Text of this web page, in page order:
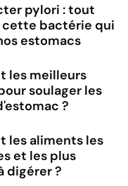
pylori : tout
cette bactérie qui
estomacs
les meilleurs
soulager les
?
les aliments les
et les plus
digérer ?